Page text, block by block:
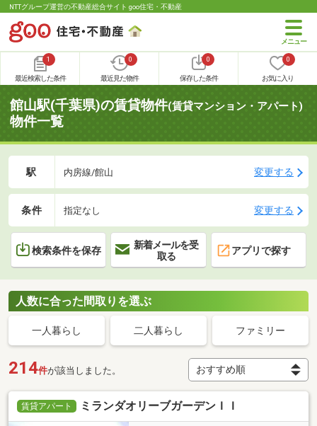
NTTグループ運営の不動産総合サイト goo住宅・不動産
1
最近検索した条件
0
最近見た物件
0
保存した条件
0
お気に入り
館山駅(千葉県)の賃貸物件(賃貸マンション・アパート)
物件一覧
駅 内房線/館山 変更する
条件 指定なし 変更する
検索条件を保存
新着メールを受
取る
アプリで探す
人数に合った間取りを選ぶ
一人暮らし 二人暮らし ファミリー
214件が該当しました。
賃貸アパート ミランダオリーブガーデンＩＩ